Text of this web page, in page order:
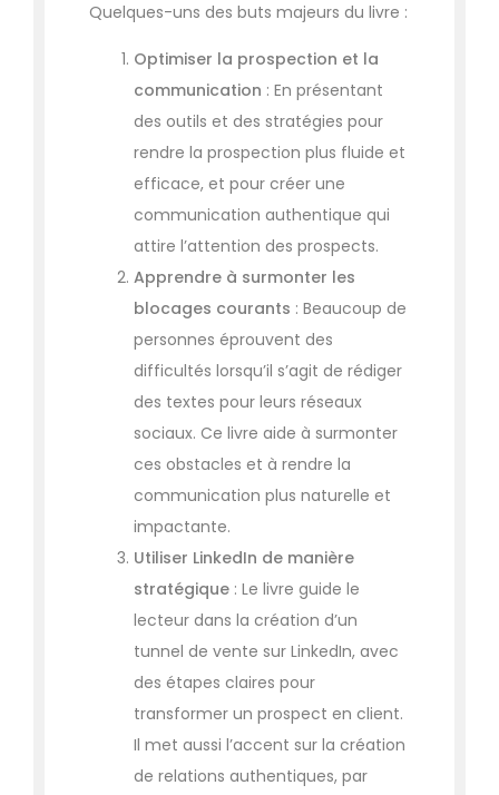
Quelques-uns des buts majeurs du livre :
Optimiser la prospection et la
communication : En présentant
des outils et des stratégies pour
rendre la prospection plus fluide et
efficace, et pour créer une
communication authentique qui
attire l’attention des prospects.
Apprendre à surmonter les
blocages courants : Beaucoup de
personnes éprouvent des
difficultés lorsqu’il s’agit de rédiger
des textes pour leurs réseaux
sociaux. Ce livre aide à surmonter
ces obstacles et à rendre la
communication plus naturelle et
impactante.
Utiliser LinkedIn de manière
stratégique : Le livre guide le
lecteur dans la création d’un
tunnel de vente sur LinkedIn, avec
des étapes claires pour
transformer un prospect en client.
Il met aussi l’accent sur la création
de relations authentiques, par